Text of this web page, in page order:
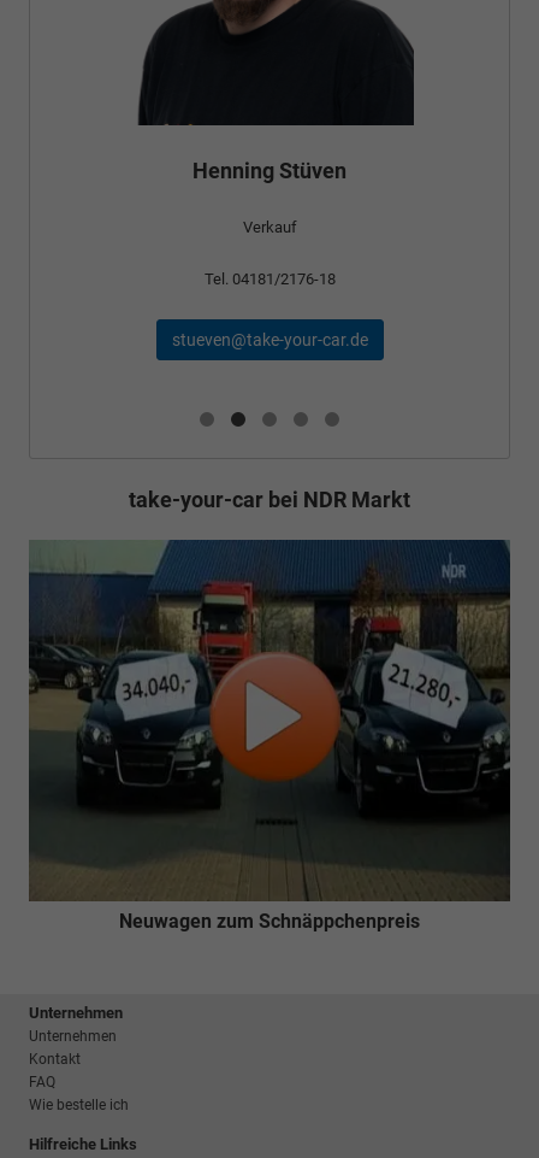
take-your-car bei NDR Markt
Neuwagen zum Schnäppchenpreis
Unternehmen
Unternehmen
Kontakt
FAQ
Wie bestelle ich
Hilfreiche Links